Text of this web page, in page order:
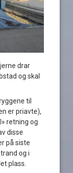
drar
og skal
til
er priavte),
retning og
disse
på siste
og i
plass.